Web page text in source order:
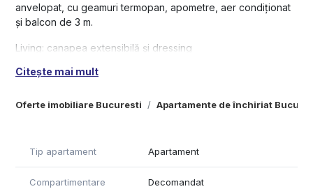
Oferte imobiliare Bucuresti Apartamente de închiriat
anvelopat, cu geamuri termopan, apometre, aer condiționat
și balcon de 3 m.
Living: canapea extensibilă și dressing
Bucătărie: complet utilată – plită pe gaz, cuptor electric, hotă,
Acces: metrou, autobuz, troleibuz, piață, Carrefour, Mega
Pentru mai multe detalii și pentru stabilirea unei vizionari, nu
Citește mai mult
Tip apartament Apartament
Compartimentare Decomandat